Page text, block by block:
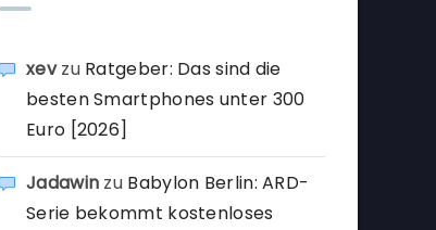
xevzu Ratgeber: Das sind die
besten Smartphones unter 300
Euro [2026]
Jadawin zu Babylon Berlin: ARD-
Serie bekommt kostenloses